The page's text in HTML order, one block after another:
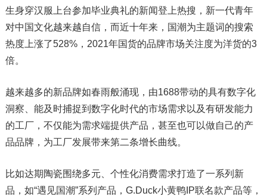
生身穿汉服上台参加毕业典礼的新闻登上热搜，新一代青年
对中国文化越来越自信，而近十年来，国潮为主题词的搜索
热度上涨了528%，2021年国货的品牌市场关注度为洋货的3
倍。
越来越多的新品牌如春雨般涌现，由1688带动的具有数字化
洞察、能及时捕捉到数字化时代的市场需求以及有研发能力
的工厂，不仅能为需求端提供产品，甚至也可以做自己的产
品品牌，为工厂发展带来第二条增长曲线。
比如达期陶瓷围绕多元、个性化消费需求打造了一系列新
品，如“遇见国潮”系列产品，G.Duck小黄鸭IP联名款产品等，